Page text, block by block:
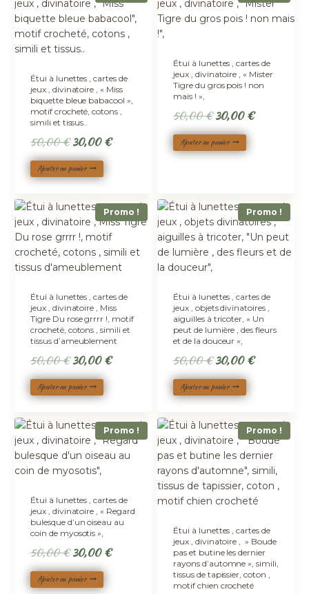
Étui à lunettes , cartes de
jeux , divinatoire , « Miss
biquette bleue babacool »,
motif crocheté, cotons ,
simili et tissus..
50,00€ Le
prix
initial
50,00 €.
30,00€Le
30,00 €.
Ajouter au panier
Étui à lunettes , cartes de
jeux , divinatoire , « Mister
Tigre du gros pois ! non
mais ! »,
50,00€ Le
prix
initial
30,00€Le
Ajouter au panier
Promo !
Étui à lunettes , cartes de
jeux , divinatoire , Miss
Tigre Du rose grrrr !, motif
crocheté, cotons , simili et
tissus d’ameublement
50,00€ Le
prix
initial
50,00 €.
30,00€Le
30,00 €.
Ajouter au panier
Promo !
Étui à lunettes , cartes de
jeux , objets divinatoires ,
aiguilles à tricoter, « Un
peut de lumière , des fleurs
et de la douceur »,
50,00€ Le
prix
initial
50,00 €.
30,00€Le
30,00 €.
Ajouter au panier
Promo !
Étui à lunettes , cartes de
jeux , divinatoire , « Regard
bulesque d’un oiseau au
coin de myosotis »,
50,00€ Le
prix
initial
30,00€Le
Ajouter au panier
Promo !
Étui à lunettes , cartes de
jeux , divinatoire , » Boude
pas et butine les dernier
rayons d’automne », simili,
tissus de tapissier, coton ,
motif chien crocheté